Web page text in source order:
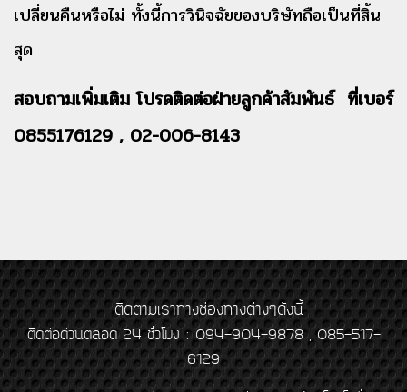
เปลี่ยนคืนหรือไม่ ทั้งนี้การวินิจฉัยของบริษัทถือเป็นที่สิ้น
สุด
สอบถามเพิ่มเติม โปรดติดต่อฝ่ายลูกค้าสัมพันธ์ ที่เบอร์
0855176129 , 02-006-8143
ติดตามเราทางช่องทางต่างๆดังนี้
ติดต่อด่วนตลอด 24 ชั่วโมง : 094-904-9878 , 085-517-
6129